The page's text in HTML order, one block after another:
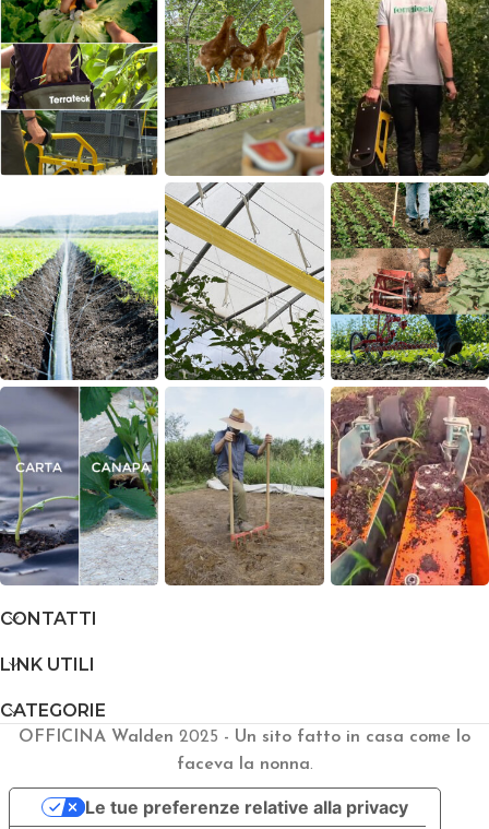
CONTATTI
LINK UTILI
CATEGORIE
OFFICINA Walden 2025 - Un sito fatto in casa come lo
faceva la nonna.
Le tue preferenze relative alla privacy